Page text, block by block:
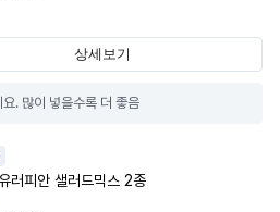
상세보기
. 많이 넣을수록 더 좋음
러피안 샐러드믹스 2종